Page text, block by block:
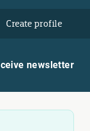
Create profile
newsletter